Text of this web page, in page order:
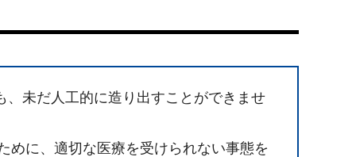
未だ人工的に造り出すことができませ
に、適切な医療を受けられない事態を